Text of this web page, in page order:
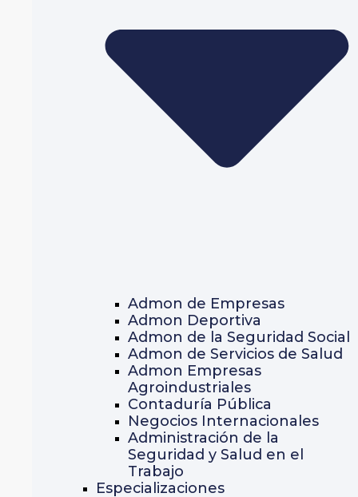
Admon de Empresas
Admon Deportiva
Admon de la Seguridad Social
Admon de Servicios de Salud
Admon Empresas
Agroindustriales
Contaduría Pública
Negocios Internacionales
Administración de la
Seguridad y Salud en el
Trabajo
Especializaciones